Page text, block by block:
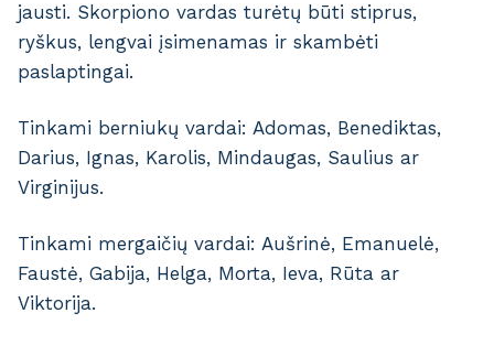
jausti. Skorpiono vardas turėtų būti stiprus,
ryškus, lengvai įsimenamas ir skambėti
paslaptingai.
Tinkami berniukų vardai: Adomas, Benediktas,
Darius, Ignas, Karolis, Mindaugas, Saulius ar
Virginijus.
Tinkami mergaičių vardai: Aušrinė, Emanuelė,
Faustė, Gabija, Helga, Morta, Ieva, Rūta ar
Viktorija.